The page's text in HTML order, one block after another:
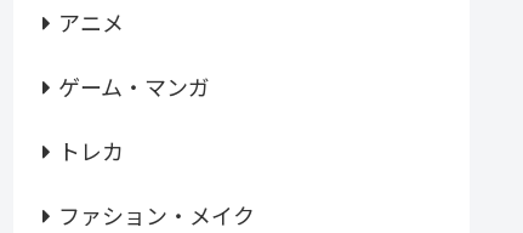
アニメ
ゲーム・マンガ
トレカ
ファション・メイク